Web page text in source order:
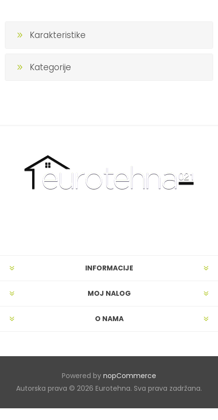
Karakteristike
Kategorije
INFORMACIJE
MOJ NALOG
O NAMA
Powered by nopCommerce
Autorska prava © 2026 Eurotehna. Sva prava zadržana.